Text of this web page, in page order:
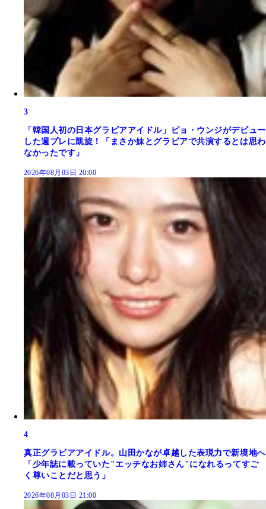
3
「韓国人初の日本グラビアアイドル」ピョ・ウンジがデビュー
した週プレに凱旋！「まさか妹とグラビアで共演するとは思わ
なかったです」
2026年08月03日 20:00
4
真正グラビアアイドル。山田かなが卓越した表現力で新境地へ
「少年誌に載っていた"エッチなお姉さん"になれるってすご
く尊いことだと思う」
2026年08月03日 21:00